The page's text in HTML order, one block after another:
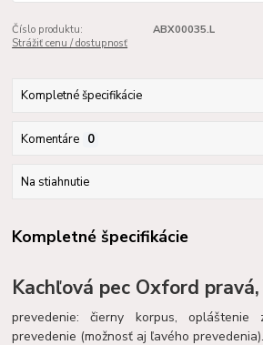
Číslo produktu:
ABX00035.L
Strážiť cenu / dostupnosť
Kompletné špecifikácie
Komentáre 0
Na stiahnutie
Kompletné špecifikácie
Kachľová pec Oxford pravá,
prevedenie: čierny korpus, opláštenie
prevedenie (možnosť aj ľavého prevedenia).